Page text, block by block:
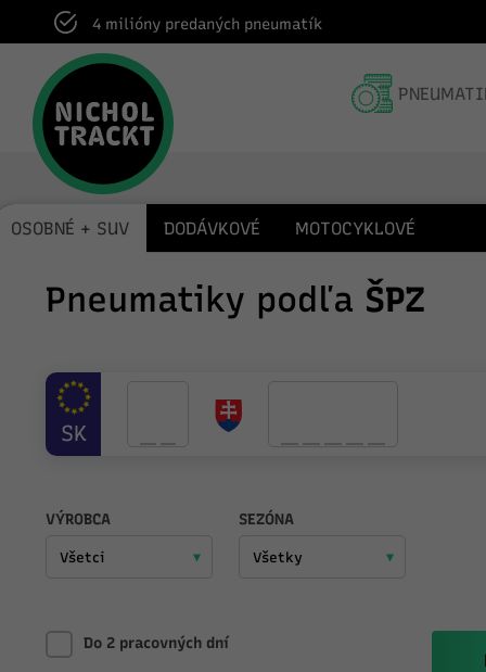
Dodanie do pneuservisu v rámci celej SR
OSOBNÉ + SUV DODÁVKOVÉ MOTOCYKLOVÉ
Pneumatiky podľa ŠPZ
SK
VÝROBCA SEZÓNA
Do 2 pracovných dní